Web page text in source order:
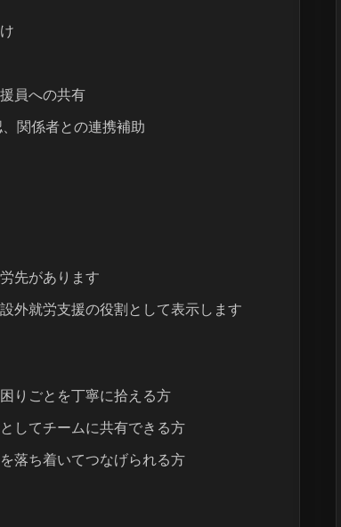
員への共有
関係者との連携補助
先があります
外就労支援の役割として表示します
りごとを丁寧に拾える方
してチームに共有できる方
落ち着いてつなげられる方